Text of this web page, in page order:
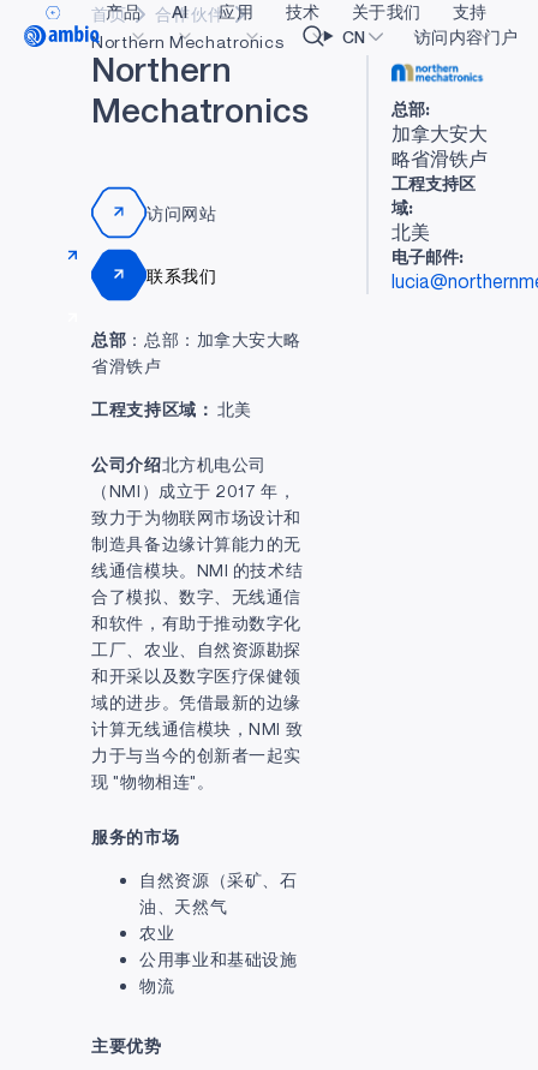
产品 AI 应用
医疗健康
智能遥控器
智能卡
可穿戴设备
可听戴设备
技术
blueSPOT
turboSPOT
关于我们
职业生涯
让我们共创未来
投资者关系
支持
术语表
我们的合作
资源
CN 访问内容门户
首页
合作伙伴
Northern Mechatronics
N ort hern
M ec hatronics 总部:
加拿大安大
略省滑铁卢
工程支持区
域:
北美
电子邮件:
访问网站
联系我们
总部 ：总部：加拿大安大略
省滑铁卢
工程支持区域： 北美
公司介绍北方机电公司
（NMI）成立于 2017 年，
致力于为物联网市场设计和
制造具备边缘计算能力的无
线通信模块。NMI 的技术结
合了模拟、数字、无线通信
和软件，有助于推动数字化
工厂、农业、自然资源勘探
和开采以及数字医疗保健领
域的进步。凭借最新的边缘
计算无线通信模块，NMI 致
力于与当今的创新者一起实
现 "物物相连"。
服务的市场
自然资源（采矿、石
油、天然气
农业
公用事业和基础设施
物流
主要优势
联系我们
姓氏
电话号码
国家/地区
留言
我同意隐私政策
Video title
OK